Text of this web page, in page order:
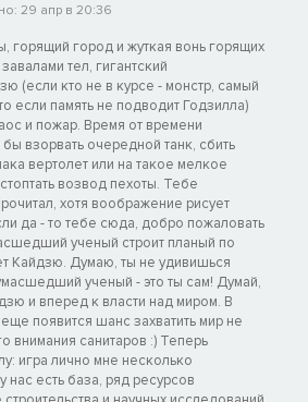
29 апр в 20:36
горящий город и жуткая вонь горящих
тел, гигантский
(если кто не в курсе - монстр, самый
если память не подводит Годзилла)
и пожар. Время от времени
бы взорвать очередной танк, сбить
вертолет или на такое мелкое
возвод пехоты. Тебе
хотя воображение рисует
да - то тебе сюда, добро пожаловать
ученый строит планый по
Кайдзю. Думаю, ты не удивишься
ученый - это ты сам! Думай,
и вперед к власти над миром. В
появится шанс захватить мир не
внимания санитаров :) Теперь
игра лично мне несколько
нас есть база, ряд ресурсов